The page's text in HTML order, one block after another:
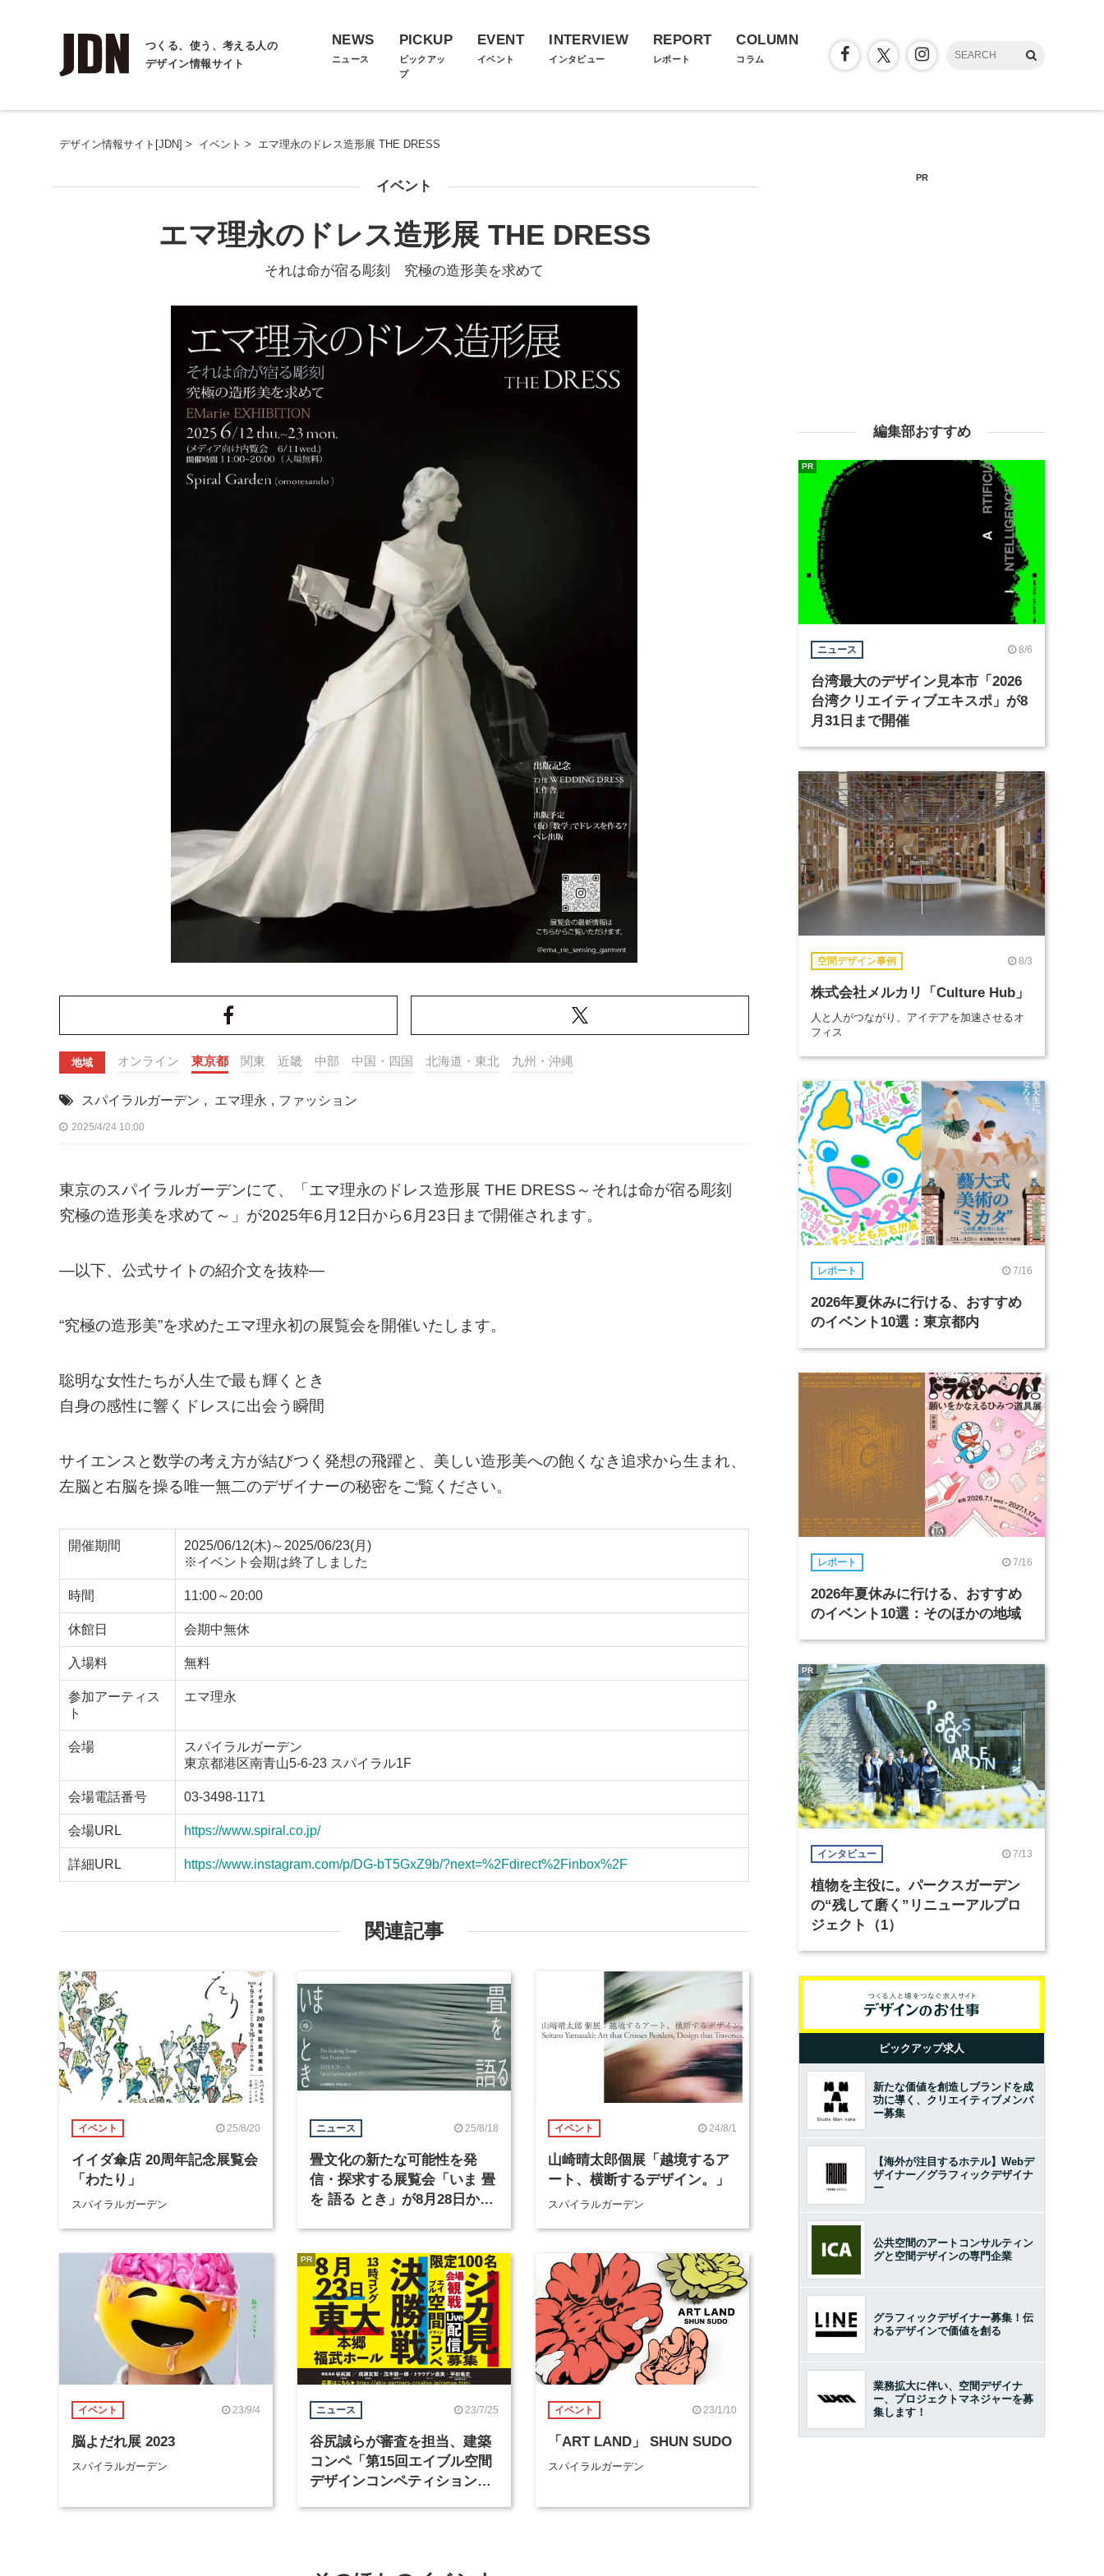
つくる、使う、考える人の
デザイン情報サイト
NEWS
ニュース
PICKUP
ピックアッ
プ
EVENT
イベント
INTERVIEW
インタビュー
REPORT
レポート
COLUMN
コラム
デザイン情報サイト[JDN] > イベント > エマ理永のドレス造形展 THE DRESS
イベント
エマ理永のドレス造形展 THE DRESS
それは命が宿る彫刻 究極の造形美を求めて
地域 オンライン 東京都 関東 近畿 中部 中国・四国 北海道・東北 九州・沖縄
スパイラルガーデン , エマ理永 , ファッション
2025/4/24 10:00
東京のスパイラルガーデンにて、「エマ理永のドレス造形展 THE DRESS～それは命が宿る彫刻
究極の造形美を求めて～」が2025年6月12日から6月23日まで開催されます。
—以下、公式サイトの紹介文を抜粋—
“究極の造形美”を求めたエマ理永初の展覧会を開催いたします。
聡明な女性たちが人生で最も輝くとき
自身の感性に響くドレスに出会う瞬間
サイエンスと数学の考え方が結びつく発想の飛躍と、美しい造形美への飽くなき追求から生まれ、
左脳と右脳を操る唯一無二のデザイナーの秘密をご覧ください。
開催期間
2025/06/12(木)～2025/06/23(月)
※イベント会期は終了しました
時間 11:00～20:00
休館日 会期中無休
入場料 無料
参加アーティス
ト
エマ理永
会場
スパイラルガーデン
東京都港区南青山5-6-23 スパイラル1F
会場電話番号 03-3498-1171
会場URL https://www.spiral.co.jp/
詳細URL https://www.instagram.com/p/DG-bT5GxZ9b/?next=%2Fdirect%2Finbox%2F
関連記事
イベント 25/8/20
イイダ傘店 20周年記念展覧会
「わたり」
スパイラルガーデン
ニュース 25/8/18
畳文化の新たな可能性を発
信・探求する展覧会「いま 畳
を 語る とき」が8月28日から
イベント 24/8/1
山崎晴太郎個展「越境するア
ート、横断するデザイン。」
スパイラルガーデン
イベント 23/9/4
脳よだれ展 2023
スパイラルガーデン
ニュース 23/7/25
谷尻誠らが審査を担当、建築
コンペ「第15回エイブル空間
デザインコンペティション」
PR
イベント 23/1/10
「ART LAND」 SHUN SUDO
スパイラルガーデン
PR
編集部おすすめ
ニュース 8/6
台湾最大のデザイン見本市「2026
台湾クリエイティブエキスポ」が8
月31日まで開催
PR
空間デザイン事例 8/3
株式会社メルカリ「Culture Hub」
人と人がつながり、アイデアを加速させるオ
フィス
レポート 7/16
2026年夏休みに行ける、おすすめ
のイベント10選：東京都内
レポート 7/16
2026年夏休みに行ける、おすすめ
のイベント10選：そのほかの地域
インタビュー 7/13
植物を主役に。パークスガーデン
の“残して磨く”リニューアルプロ
ジェクト（1）
PR
ピックアップ求人
新たな価値を創造しブランドを成
功に導く、クリエイティブメンバ
ー募集
【海外が注目するホテル】Webデ
ザイナー／グラフィックデザイナ
ー
公共空間のアートコンサルティン
グと空間デザインの専門企業
グラフィックデザイナー募集！伝
わるデザインで価値を創る
業務拡大に伴い、空間デザイナ
ー、プロジェクトマネジャーを募
集します！